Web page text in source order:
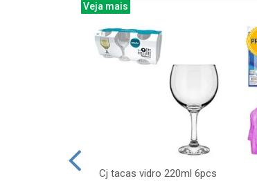
Veja mais
Cj tacas vidro 220ml 6pcs